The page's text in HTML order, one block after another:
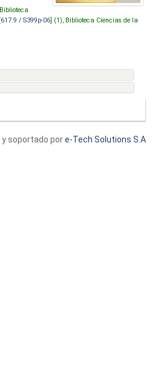
Biblioteca
617.9 / S399p-06 ] (1), Biblioteca Ciencias de la
y soportado pore-Tech Solutions S.A